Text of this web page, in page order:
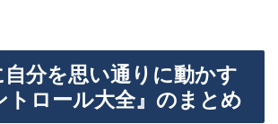
自分を思い通りに動かす
トロール大全』のまとめ